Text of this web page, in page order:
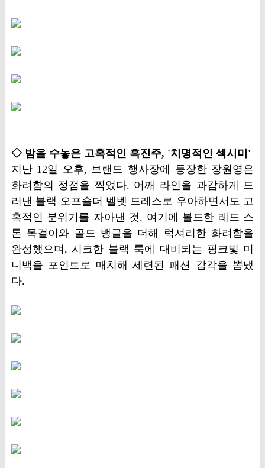
◇ 밤을 수놓은 고혹적인 흑진주, '치명적인 섹시미'
지난 12일 오후, 브랜드 행사장에 등장한 장원영은
화려함의 정점을 찍었다. 어깨 라인을 과감하게 드
러낸 블랙 오프숄더 벨벳 드레스로 우아하면서도 고
혹적인 분위기를 자아낸 것. 여기에 볼드한 레드 스
톤 목걸이와 골드 뱅글을 더해 럭셔리한 화려함을
완성했으며, 시크한 블랙 룩에 대비되는 핑크빛 미
니백을 포인트로 매치해 세련된 패션 감각을 뽐냈
다.